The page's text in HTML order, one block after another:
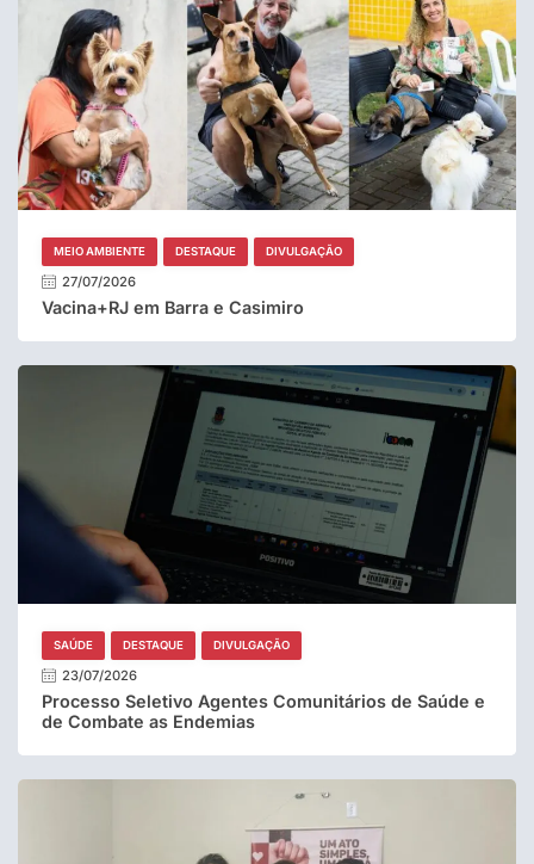
MEIO AMBIENTE DESTAQUE DIVULGAÇÃO
27/07/2026
Vacina+RJ em Barra e Casimiro
SAÚDE DESTAQUE DIVULGAÇÃO
23/07/2026
Processo Seletivo Agentes Comunitários de Saúde e
de Combate as Endemias